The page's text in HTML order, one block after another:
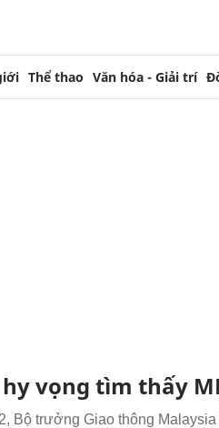
Thể thao Văn hóa - Giải trí
vọng tìm thấy
Bộ trưởng Giao thông